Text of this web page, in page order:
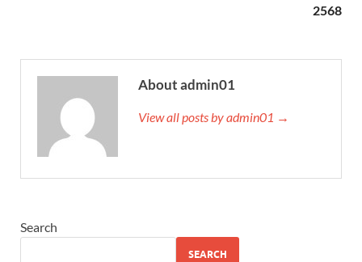
2568
About admin01
View all posts by admin01 →
Search
SEARCH